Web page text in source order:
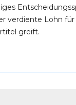
verdiente Lohn
greift.